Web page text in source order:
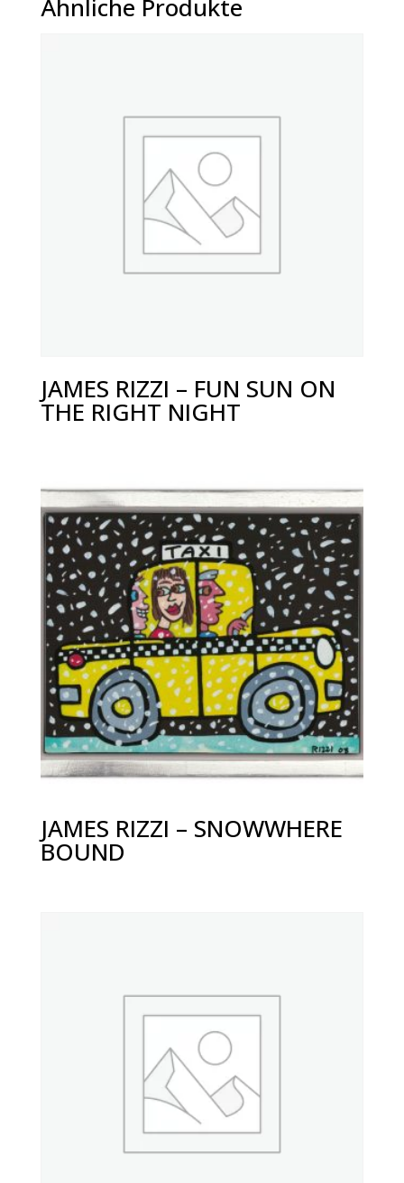
Ähnliche Produkte
JAMES RIZZI – FUN SUN ON
THE RIGHT NIGHT
JAMES RIZZI – SNOWWHERE
BOUND